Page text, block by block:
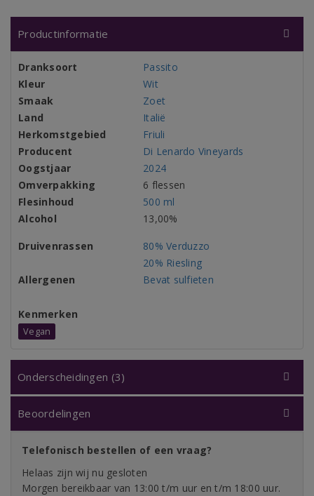
Productinformatie
Dranksoort
Passito
Kleur
Wit
Smaak
Zoet
Land
Italië
Herkomstgebied
Friuli
Producent
Di Lenardo Vineyards
Oogstjaar
2024
Omverpakking
6 flessen
Flesinhoud
500 ml
Alcohol
13,00%
Druivenrassen
80% Verduzzo
20% Riesling
Allergenen
Bevat sulfieten
Kenmerken
Vegan
Onderscheidingen (3)
Beoordelingen
Telefonisch bestellen of een vraag?
Helaas zijn wij nu gesloten
Morgen bereikbaar van 13:00 t/m uur en t/m 18:00 uur.